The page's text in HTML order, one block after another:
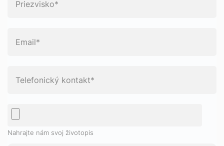
Nahrajte nám svoj životopis